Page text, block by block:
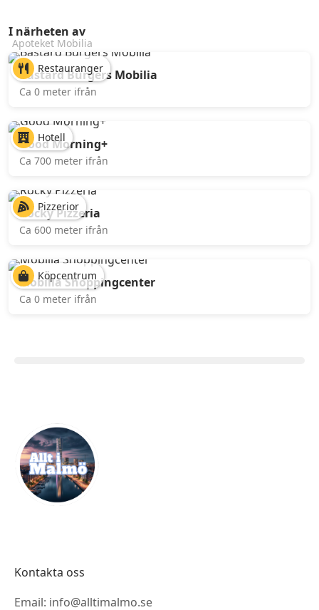
I närheten av
Apoteket Mobilia
Restauranger
Bastard Burgers Mobilia
Ca 0 meter ifrån
Hotell
Good Morning+
Ca 700 meter ifrån
Pizzerior
Rocky Pizzeria
Ca 600 meter ifrån
Köpcentrum
Mobilia Shoppingcenter
Ca 0 meter ifrån
Kontakta oss
Email: info@alltimalmo.se